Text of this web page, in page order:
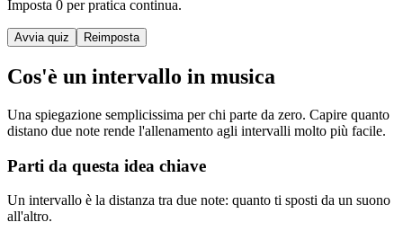
Imposta 0 per pratica continua.
Avvia quiz Reimposta
Cos'è un intervallo in musica
Una spiegazione semplicissima per chi parte da zero. Capire quanto
distano due note rende l'allenamento agli intervalli molto più facile.
Parti da questa idea chiave
Un intervallo è la distanza tra due note: quanto ti sposti da un suono
all'altro.